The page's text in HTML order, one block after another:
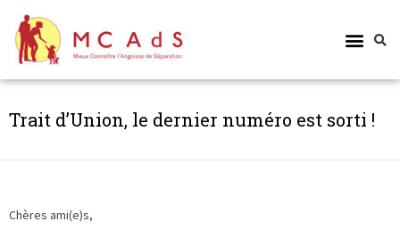
Trait d’Union, le dernier numéro est sorti !
Chères ami(e)s,